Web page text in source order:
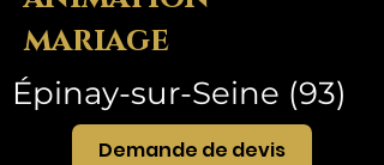
mariage
Épinay-sur-Seine (93)
Demande de devis